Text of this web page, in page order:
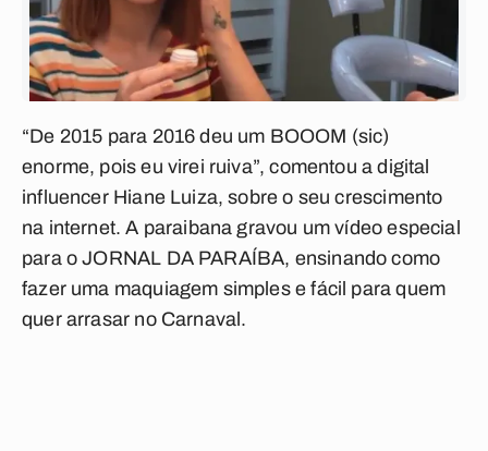
“De 2015 para 2016 deu um BOOOM (sic)
enorme, pois eu virei ruiva”, comentou a digital
influencer Hiane Luiza, sobre o seu crescimento
na internet. A paraibana gravou um vídeo especial
para o JORNAL DA PARAÍBA, ensinando como
fazer uma maquiagem simples e fácil para quem
quer arrasar no Carnaval.